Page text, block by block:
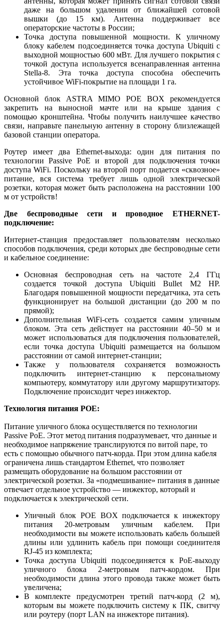
даже на большом удалении от ближайшей сотовой
вышки (до 15 км). Антенна поддерживает все
операторские частоты в России;
Точка доступа повышенной мощности. К уличному
блоку кабелем подсоединяется точка доступа Ubiquiti с
выходной мощностью 600 мВт. Для лучшего покрытия с
точкой доступа используется всенаправленная антенна
Stella-8. Эта точка доступа способна обеспечить
устойчивое WiFi-покрытие на площади 1 га.
Основной блок ASTRA MIMO POE BOX рекомендуется
закрепить на выносной мачте или на крыше здания с
помощью кронштейна. Чтобы получить наилучшее качество
связи, направьте панельную антенну в сторону близлежащей
базовой станции оператора.
Роутер имеет два Ethernet-выхода: один для питания по
технологии Passive PoE и второй для подключения точки
доступа WiFi. Поскольку на второй порт подается «сквозное»
питание, вся система требует лишь одной электрической
розетки, которая может быть расположена на расстоянии 100
м от устройств!
Две беспроводные сети и проводное ETHERNET-
подключение:
Интернет-станция предоставляет пользователям несколько
способов подключения, среди которых две беспроводные сети
и кабельное соединение:
Основная беспроводная сеть на частоте 2,4 ГГц
создается точкой доступа Ubiquiti Bullet M2 HP.
Благодаря повышенной мощности передатчика, эта сеть
функционирует на большой дистанции (до 200 м по
прямой);
Дополнительная WiFi-сеть создается самим уличным
блоком. Эта сеть действует на расстоянии 40–50 м и
может использоваться для подключения пользователей,
если точка доступа Ubiquiti размещается на большом
расстоянии от самой интернет-станции;
Также у пользователя сохраняется возможность
подключить интернет-станцию к персональному
компьютеру, коммутатору или другому маршрутизатору.
Подключение происходит через инжектор.
Технология питания POE:
Питание уличного блока осуществляется по технологии
Passive PoE. Этот метод питания подразумевает, что данные и
необходимое напряжение транслируются по витой паре, то
есть с помощью обычного патч-корда. При этом длина кабеля
ограничена лишь стандартом Ethernet, что позволяет
размещать оборудование на большом расстоянии от
электрической розетки. За «подмешивание» питания в данные
отвечает отдельное устройство — инжектор, который и
подключается к электрической сети.
Уличный блок POE BOX подключается к инжектору
питания 20-метровым уличным кабелем. При
необходимости вы можете использовать кабель большей
длины или удлинить кабель при помощи соединителя
RJ-45 из комплекта;
Точка доступа Ubiquiti подсоединяется к PoE-выходу
уличного блока 2-метровым патч-кордом. При
необходимости длина этого провода также может быть
увеличена;
В комплекте предусмотрен третий патч-корд (2 м),
которым вы можете подключить систему к ПК, свитчу
или роутеру (порт LAN на инжекторе питания).